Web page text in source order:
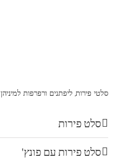
סלטי פירות, ליפתנים ורפרפות למיניהן
סלט פירות
סלט פירות עם פונץ'